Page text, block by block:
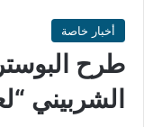
أخبار خاصة
طرح
الشربيني